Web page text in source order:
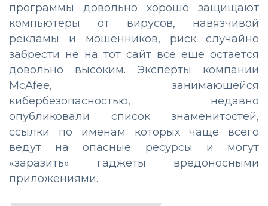
программы довольно хорошо защищают
компьютеры от вирусов, навязчивой
рекламы и мошенников, риск случайно
забрести не на тот сайт все еще остается
довольно высоким. Эксперты компании
McAfee, занимающейся
кибербезопасностью, недавно
опубликовали список знаменитостей,
ссылки по именам которых чаще всего
ведут на опасные ресурсы и могут
«заразить» гаджеты вредоносными
приложениями.